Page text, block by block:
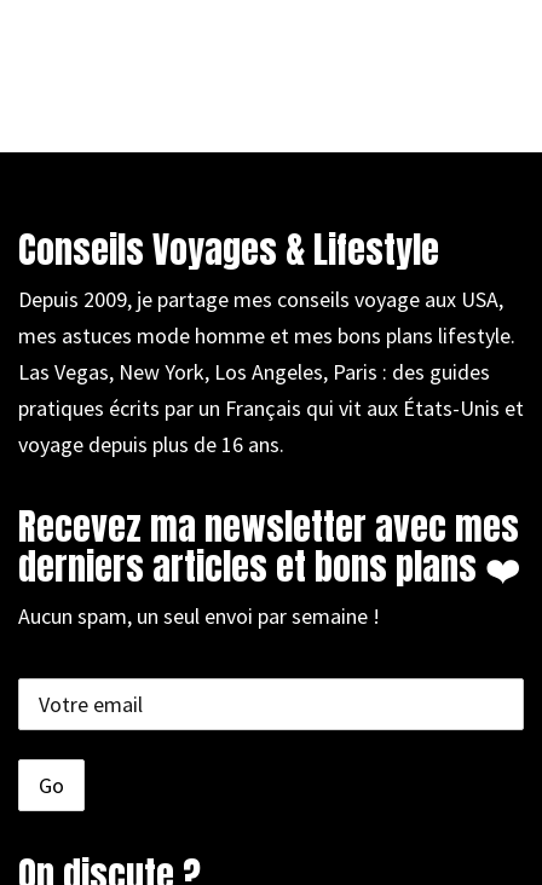
Conseils Voyages & Lifestyle
Depuis 2009, je partage mes conseils voyage aux USA,
mes astuces mode homme et mes bons plans lifestyle.
Las Vegas, New York, Los Angeles, Paris : des guides
pratiques écrits par un Français qui vit aux États-Unis et
voyage depuis plus de 16 ans.
Recevez ma newsletter avec mes
derniers articles et bons plans ❤️
Aucun spam, un seul envoi par semaine !